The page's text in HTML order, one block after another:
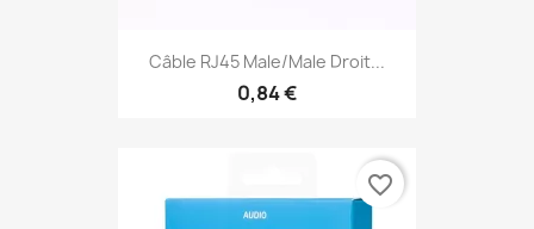
Câble RJ45 Male/Male Droit...
0,84 €
favorite_border